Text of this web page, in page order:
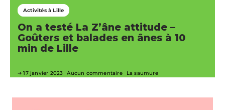
Activités à Lille
On a testé La Z’âne attitude –
Goûters et balades en ânes à 10
min de Lille
17 janvier 2023 Aucun commentaire La saumure